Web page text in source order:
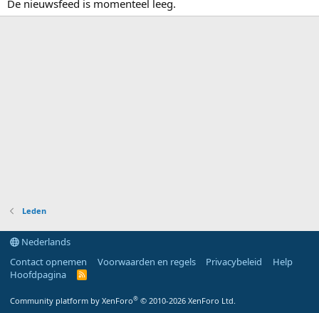
De nieuwsfeed is momenteel leeg.
Leden
Nederlands
Contact opnemen
Voorwaarden en regels Privacybeleid
Help
Hoofdpagina
R
Community platform by XenForo® © 2010-2026 XenForo Ltd.